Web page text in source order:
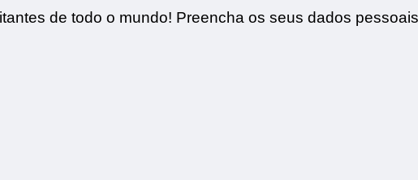
de todo o mundo! Preencha os seus dados